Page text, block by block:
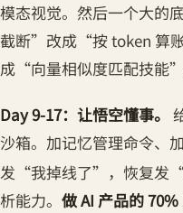
模态视觉。然后一个大的
截断”改成“按 token 算
成“向量相似度匹配技能”
Day 9-17：让悟空懂事。
沙箱。加记忆管理命令、加
发“我掉线了”，恢复发
析能力。 做 AI 产品的 70%